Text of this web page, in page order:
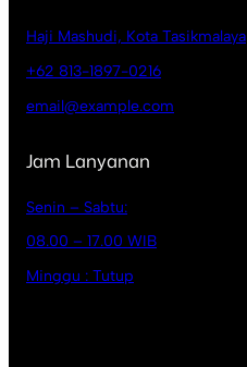
Haji Mashudi, Kota Tasikmalaya
+62 813-1897-0216
email@example.com
Jam Lanyanan
Senin – Sabtu:
08.00 – 17.00 WIB
Minggu : Tutup